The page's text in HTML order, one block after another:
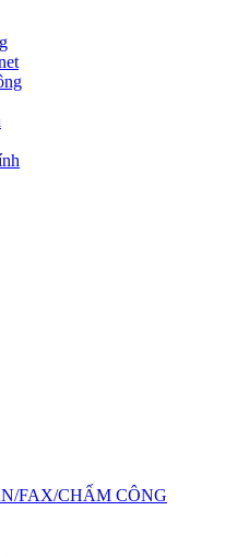
FAX/CHẤM CÔNG